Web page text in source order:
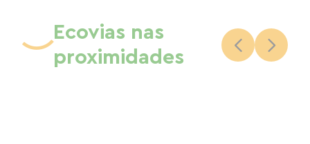
Ecovias nas
proximidades